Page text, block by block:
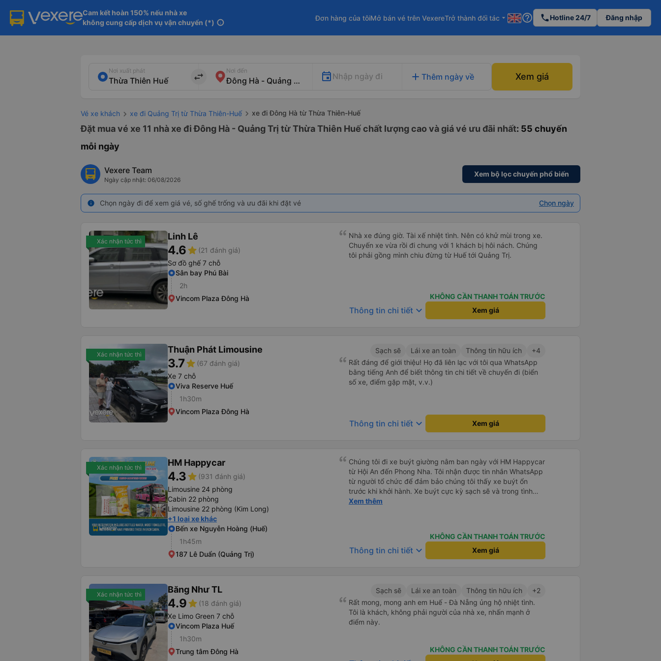
Cam kết hoàn 150% nếu nhà xe
không cung cấp dịch vụ vận chuyển (*) info
Đơn hàng của tôiMở bán vé trên VexereTrở thành đối tác arrow_drop_down help_outline phoneHotline 24/7 Đăng nhập
Nơi xuất phát
import_export
Nơi đến
Nhập ngày đi add Thêm ngày về Xem giá
Vé xe khách xe đi Quảng Trị từ Thừa Thiên-Huế xe đi Đông Hà từ Thừa Thiên-Huế
Đặt mua vé xe 11 nhà xe đi Đông Hà - Quảng Trị từ Thừa Thiên Huế chất lượng cao và giá vé ưu đãi nhất: 55 chuyến
mỗi ngày
Vexere Team
Ngày cập nhật: 06/08/2026
Xem bộ lọc chuyến phổ biến
info Chọn ngày đi để xem giá vé, số ghế trống và ưu đãi khi đặt vé Chọn ngày
Xác nhận tức thì Linh Lê
4.6star (21 đánh giá)
Sơ đồ ghế 7 chỗ
Sân bay Phú Bài
2h
Vincom Plaza Đông Hà
Nhà xe đúng giờ. Tài xế nhiệt tình. Nên có khử mùi trong xe.
Chuyến xe vừa rồi đi chung với 1 khách bị hôi nách. Chúng
tôi phải gồng mình chiu đừng từ Huế tới Quảng Trị.
KHÔNG CẦN THANH TOÁN TRƯỚC
Thông tin chi tiết keyboard_arrow_down Xem giá
Xác nhận tức thì Thuận Phát Limousine
3.7star (67 đánh giá)
Xe 7 chỗ
Viva Reserve Huế
1h30m
Vincom Plaza Đông Hà
Sạch sẽ Lái xe an toàn Thông tin hữu ích
+4
Rất đáng để giới thiệu! Họ đã liên lạc với tôi qua WhatsApp
bằng tiếng Anh để biết thông tin chi tiết về chuyến đi (biển
số xe, điểm gặp mặt, v.v.)
Thông tin chi tiết keyboard_arrow_down Xem giá
Xác nhận tức thì HM Happycar
4.3star (931 đánh giá)
Limousine 24 phòng
Cabin 22 phòng
Limousine 22 phòng (Kim Long)
+1 loại xe khác
Bến xe Nguyễn Hoàng (Huế)
1h45m
187 Lê Duẩn (Quảng Trị)
Chúng tôi đi xe buýt giường nằm ban ngày với HM Happycar
từ Hội An đến Phong Nha. Tôi nhận được tin nhắn WhatsApp
từ người tổ chức để đảm bảo chúng tôi thấy xe buýt ổn
trước khi khởi hành. Xe buýt cực kỳ sạch sẽ và trong tình
trạng tuyệt vời. Các khoang giường nhỏ riêng tư và nằm
toàn, bạn tôi cao 5&#39;9&quot; và có thể làm như vậy với
bàn chân cong. Có một cổng USB, đèn và lỗ thông hơi. Việc
lái xe rất an toàn và có hai tài xế thay phiên nhau giúp chúng
tôi cũng cảm thấy an toàn. Chúng tôi dừng lại 3 lần để đi vệ
buýt. Tôi nhắn tin cho họ qua WhatsApp và họ trả lời ngay
lập tức rằng họ sẽ yêu cầu nhân viên dọn phòng của họ. Họ
đã tìm thấy chúng và sắp xếp một nhà trọ gần đó để chúng
tôi trả lại chúng để chúng tôi có thể đến đón bất cứ lúc nào
thuận tiện. Nhìn chung rất ấn tượng, sẽ đặt lại với họ.
Xem thêm
KHÔNG CẦN THANH TOÁN TRƯỚC
Thông tin chi tiết keyboard_arrow_down Xem giá
Xác nhận tức thì Băng Như TL
4.9star (18 đánh giá)
Xe Limo Green 7 chỗ
Vincom Plaza Huế
1h30m
Trung tâm Đông Hà
Sạch sẽ Lái xe an toàn Thông tin hữu ích
+2
Rất mong, mong anh em Huế - Đà Nẵng ủng hộ nhiệt tình.
Tôi là khách, không phải người của nhà xe, nhấn mạnh ở
điểm này.
KHÔNG CẦN THANH TOÁN TRƯỚC